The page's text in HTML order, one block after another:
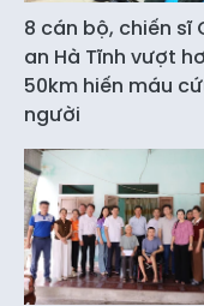
8 cán bộ, chiến sĩ
an Hà Tĩnh vượt
50km hiến máu
người